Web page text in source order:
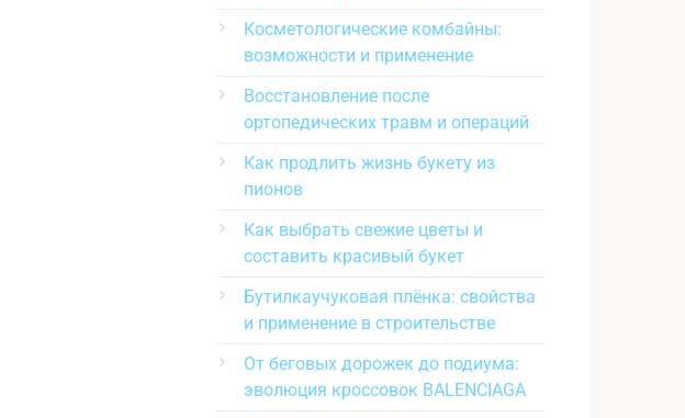
Косметологические комбайны:
возможности и применение
Восстановление после
ортопедических травм и операций
Как продлить жизнь букету из
пионов
Как выбрать свежие цветы и
составить красивый букет
Бутилкаучуковая плёнка: свойства
и применение в строительстве
От беговых дорожек до подиума:
эволюция кроссовок BALENCIAGA